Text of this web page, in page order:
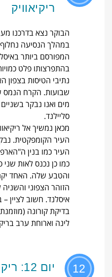
ריקיאוויק
הבוקר נצא בדרכנו
במהלך הנסיעה
המפורסם ביותר
בהתפרצותו פלט
נתיבי הטיסות בצפון
שבועות. הקרח הנמס
מים ואנו נבקר
סליילנד.
מכאן נמשיך אל
העיר הקומפקטית.
העיר כמו בנין
כמו כן נכנס לאות
והטבע שלה. האחד
הזוהר הצפוני
איסלנד. חשוב לציין
בדיקת קורונה
לינה וארוחת ערב
12
יום